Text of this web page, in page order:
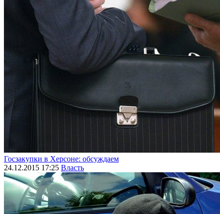
Госзакупки в Херсоне: обсуждаем
24.12.2015 17:25 Власть